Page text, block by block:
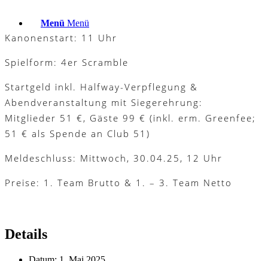
Menü Menü
Kanonenstart: 11 Uhr
Spielform: 4er Scramble
Startgeld inkl. Halfway-Verpflegung &
Abendveranstaltung mit Siegerehrung:
Mitglieder 51 €, Gäste 99 € (inkl. erm. Greenfee;
51 € als Spende an Club 51)
Meldeschluss: Mittwoch, 30.04.25, 12 Uhr
Preise: 1. Team Brutto & 1. – 3. Team Netto
Details